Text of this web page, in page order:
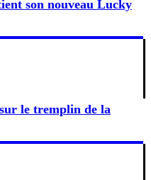
son nouveau Lucky
le tremplin de la